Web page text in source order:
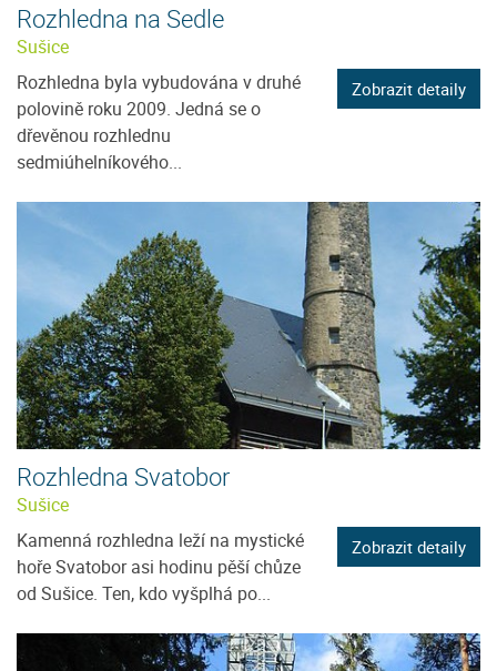
Rozhledna na Sedle
Sušice
Rozhledna byla vybudována v druhé
polovině roku 2009. Jedná se o
dřevěnou rozhlednu
sedmiúhelníkového...
Zobrazit detaily
Rozhledna Svatobor
Sušice
Kamenná rozhledna leží na mystické
hoře Svatobor asi hodinu pěší chůze
od Sušice. Ten, kdo vyšplhá po...
Zobrazit detaily